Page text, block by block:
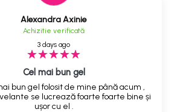
Alexandra Axinie
Achizitie verificată
3 days ago
Cel mai bun gel
bun gel folosit de mine până acum ,
se lucrează foarte foarte bine și
ușor cu el .